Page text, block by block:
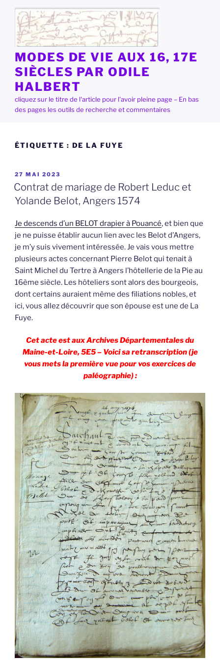
contenu
principal
MODES DE VIE AUX 16, 17E
SIÈCLES PAR ODILE
HALBERT
cliquez sur le titre de l'article pour l'avoir pleine page – En bas
des pages les outils de recherche et commentaires
ÉTIQUETTE : DE LA FUYE
PUBLIÉ
LE
27 MAI 2023
Contrat de mariage de Robert Leduc et
Yolande Belot, Angers 1574
Je descends d’un BELOT drapier à Pouancé, et bien que
je ne puisse établir aucun lien avec les Belot d’Angers,
je m’y suis vivement intéressée. Je vais vous mettre
plusieurs actes concernant Pierre Belot qui tenait à
Saint Michel du Tertre à Angers l’hôtellerie de la Pie au
16ème siècle. Les hôteliers sont alors des bourgeois,
dont certains auraient même des filiations nobles, et
ici, vous allez découvrir que son épouse est une de La
Fuye.
Cet acte est aux Archives Départementales du
Maine-et-Loire, 5E5 – Voici sa retranscription (je
vous mets la première vue pour vos exercices de
paléographie) :